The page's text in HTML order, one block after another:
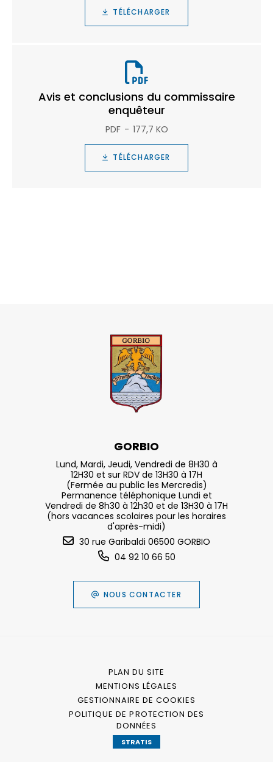
TÉLÉCHARGER
Avis et conclusions du commissaire
enquêteur
PDF 177,7 KO
TÉLÉCHARGER
GORBIO
Lund, Mardi, Jeudi, Vendredi de 8H30 à
12H30 et sur RDV de 13H30 à 17H
(Fermée au public les Mercredis)
Permanence téléphonique Lundi et
Vendredi de 8h30 à 12h30 et de 13H30 à 17H
(hors vacances scolaires pour les horaires
d'après-midi)
30 rue Garibaldi 06500 GORBIO
04 92 10 66 50
NOUS CONTACTER
PLAN DU SITE
MENTIONS LÉGALES
GESTIONNAIRE DE COOKIES
POLITIQUE DE PROTECTION DES
DONNÉES
STRATIS